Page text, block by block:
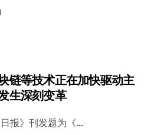
链等技术正在加快驱动主
生深刻变革
日报》刊发题为《…